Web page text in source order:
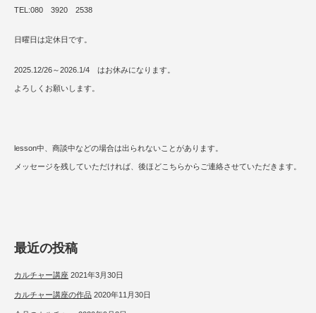
TEL:080 3920 2538
日曜日は定休日です。
2025.12/26～2026.1/4 はお休みになります。
よろしくお願いします。
lesson中、商談中などの場合は出られないことがあります。
メッセージを残していただければ、後ほどこちらからご連絡させていただきます。
最近の投稿
カルチャー講座 2021年3月30日
カルチャー講座の作品 2020年11月30日